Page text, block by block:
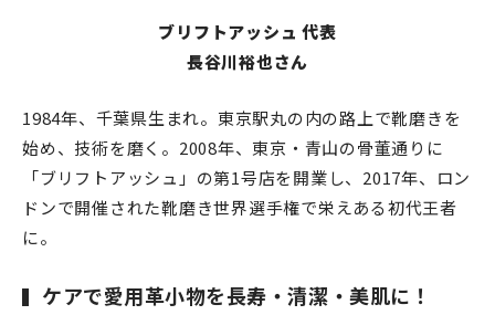
ブリフトアッシュ 代表
長谷川裕也さん
1984年、千葉県生まれ。東京駅丸の内の路上で靴磨きを
始め、技術を磨く。2008年、東京・青山の骨董通りに
「ブリフトアッシュ」の第1号店を開業し、2017年、ロン
ドンで開催された靴磨き世界選手権で栄えある初代王者
に。
ケアで愛用革小物を長寿・清潔・美肌に！